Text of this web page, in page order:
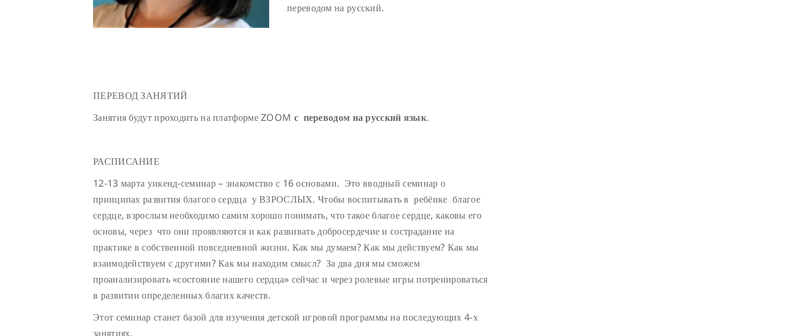
переводом на русский.
ПЕРЕВОД ЗАНЯТИЙ
Занятия будут проходить на платформе ZOOM с переводом на русский язык.
РАСПИСАНИЕ
12-13 марта уикенд-семинар – знакомство с 16 основами. Это вводный семинар о
принципах развития благого сердца у ВЗРОСЛЫХ. Чтобы воспитывать в ребёнке благое
сердце, взрослым необходимо самим хорошо понимать, что такое благое сердце, каковы его
основы, через что они проявляются и как развивать добросердечие и сострадание на
практике в собственной повседневной жизни. Как мы думаем? Как мы действуем? Как мы
взаимодействуем с другими? Как мы находим смысл? За два дня мы сможем
проанализировать «состояние нашего сердца» сейчас и через ролевые игры потренироваться
в развитии определенных благих качеств.
Этот семинар станет базой для изучения детской игровой программы на последующих 4-х
занятиях.